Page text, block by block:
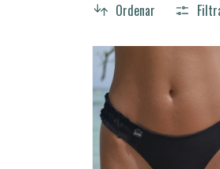
Ordenar